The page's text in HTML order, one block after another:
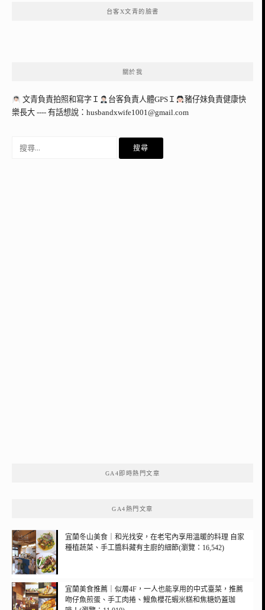
台客X文青的臉書
關於我
文青負責拍照和寫字Ｉ 台客負責人體GPSＩ
豬仔妹負責健康快
樂長大 ---- 有話想說： husbandxwife1001@gmail.com
GA4即時熱門文章
GA4熱門文章
宜蘭冬山美食｜和光找安，在老宅內享用溫暖的料理 自家
種植蔬菜、手工醬料藏有主廚的細節(瀏覽：16,542)
宜蘭美食推薦｜似層4F，一人也能享用的中式臺菜，推薦
吻仔魚煎蛋、手工肉捲、鰻魚櫻花蝦米糕和焦糖奶蓋珈